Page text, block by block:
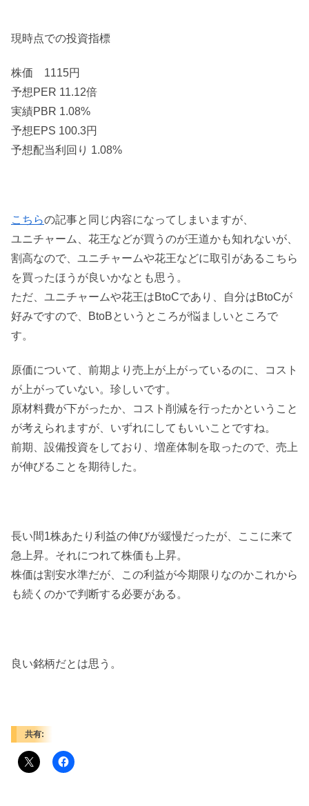
現時点での投資指標
株価 1115円
予想PER 11.12倍
実績PBR 1.08%
予想EPS 100.3円
予想配当利回り 1.08%
こちらの記事と同じ内容になってしまいますが、
ユニチャーム、花王などが買うのが王道かも知れないが、
割高なので、ユニチャームや花王などに取引があるこちら
を買ったほうが良いかなとも思う。
ただ、ユニチャームや花王はBtoCであり、自分はBtoCが
好みですので、BtoBというところが悩ましいところで
す。
原価について、前期より売上が上がっているのに、コスト
が上がっていない。珍しいです。
原材料費が下がったか、コスト削減を行ったかということ
が考えられますが、いずれにしてもいいことですね。
前期、設備投資をしており、増産体制を取ったので、売上
が伸びることを期待した。
長い間1株あたり利益の伸びが緩慢だったが、ここに来て
急上昇。それにつれて株価も上昇。
株価は割安水準だが、この利益が今期限りなのかこれから
も続くのかで判断する必要がある。
良い銘柄だとは思う。
共有: